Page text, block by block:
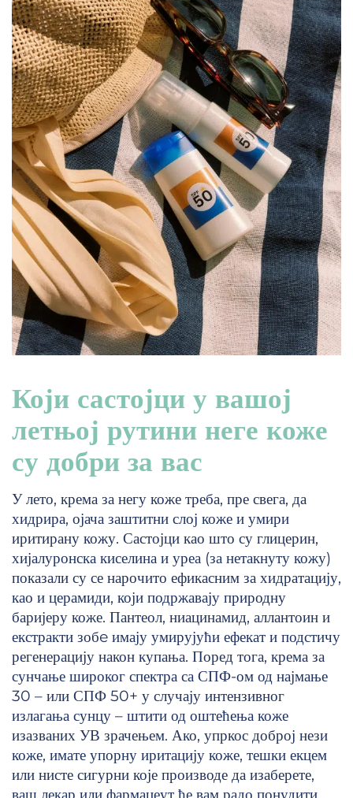
Који састојци у вашој
летњој рутини неге коже
су добри за вас
У лето, крема за негу коже треба, пре свега, да
хидрира, ојача заштитни слој коже и умири
иритирану кожу. Састојци као што су глицерин,
хијалуронска киселина и уреа (за нетакнуту кожу)
показали су се нарочито ефикасним за хидратацију,
као и церамиди, који подржавају природну
баријеру коже. Пантеол, ниацинамид, аллантоин и
екстракти зобe имају умирујући ефекат и подстичу
регенерацију након купања. Поред тога, крема за
сунчање широког спектра са СПФ-ом од најмање
30 – или СПФ 50+ у случају интензивног
излагања сунцу – штити од оштећења коже
изазваних УВ зрачењем. Ако, упркос доброј нези
коже, имате упорну иритацију коже, тешки екцем
или нисте сигурни које производе да изаберете,
ваш лекар или фармацеут ће вам радо понудити